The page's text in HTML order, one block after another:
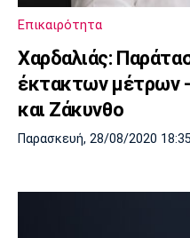
Επικαιρότητα
Χαρδαλιάς:
έκτακτων μέτρων
και Ζάκυνθο
Παρασκευή, 28/08/2020